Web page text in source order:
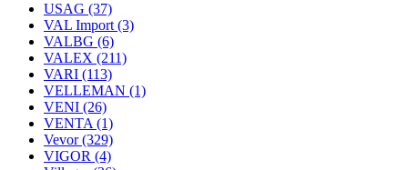
USAG (37)
VAL Import (3)
VALBG (6)
VALEX (211)
VARI (113)
VELLEMAN (1)
VENI (26)
VENTA (1)
Vevor(329)
VIGOR (4)